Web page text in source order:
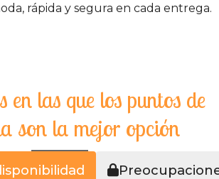
rápida y segura en cada entrega.
en las que los puntos de
son la mejor opción